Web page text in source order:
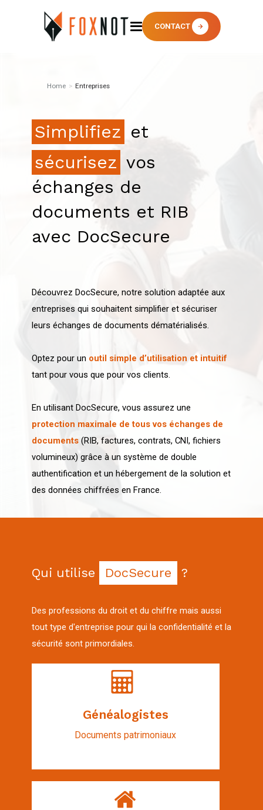
CONTACT
Home > Entreprises
Simplifiez et
sécurisez vos
échanges de
documents et RIB
avec DocSecure
Découvrez DocSecure, notre solution adaptée aux
entreprises qui souhaitent simplifier et sécuriser
leurs échanges de documents dématérialisés.
Optez pour un outil simple d’utilisation et intuitif
tant pour vous que pour vos clients.
En utilisant DocSecure, vous assurez une
protection maximale de tous vos échanges de
documents(RIB, factures, contrats, CNI, fichiers
volumineux) grâce à un système de double
authentification et un hébergement de la solution et
des données chiffrées en France.
Qui utilise DocSecure ?
Des professions du droit et du chiffre mais aussi
tout type d'entreprise pour qui la confidentialité et la
sécurité sont primordiales.
Généalogistes
Documents patrimoniaux